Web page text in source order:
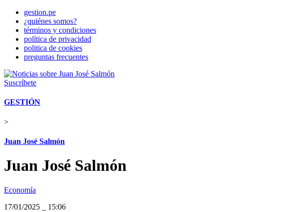
gestion.pe
¿quiénes somos?
términos y condiciones
política de privacidad
politica de cookies
preguntas frecuentes
Suscríbete
GESTIÓN
>
Juan José Salmón
Juan José Salmón
Economía
17/01/2025
15:06